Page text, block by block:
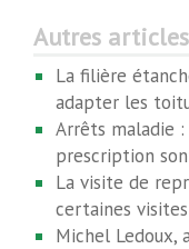
Autres
La filière
adapter les
Arrêts maladie
prescription
La visite de
certaines
Michel Ledoux,